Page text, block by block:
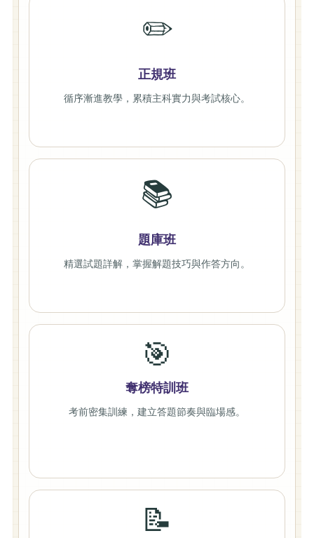
✏️
正規班
循序漸進教學，累積主科實力與考試核心。
📚
題庫班
精選試題詳解，掌握解題技巧與作答方向。
🎯
奪榜特訓班
考前密集訓練，建立答題節奏與臨場感。
📝